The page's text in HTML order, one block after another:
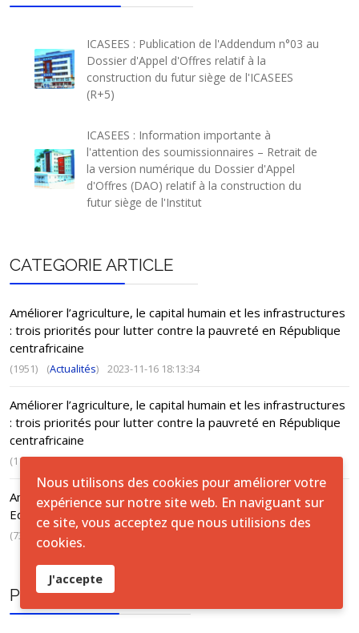
ICASEES : Publication de l'Addendum n°03 au
Dossier d'Appel d'Offres relatif à la
construction du futur siège de l'ICASEES
(R+5)
ICASEES : Information importante à
l'attention des soumissionnaires – Retrait de
la version numérique du Dossier d'Appel
d'Offres (DAO) relatif à la construction du
futur siège de l'Institut
CATEGORIE ARTICLE
Améliorer l’agriculture, le capital humain et les infrastructures
: trois priorités pour lutter contre la pauvreté en République
centrafricaine
(1951) (Actualités) 2023-11-16 18:13:34
Améliorer l’agriculture, le capital humain et les infrastructures
: trois priorités pour lutter contre la pauvreté en République
centrafricaine
(1171) (ACTUS) 2023-11-16 18:13:34
Annuaire Satistique, Fondamental 1, Alphabétisation et
Education de base non formelle - 2021-2022
(737) ACTUS 2024-10-20 11:14:58
PUBLICATION TAGS
Nous utilisons des cookies pour améliorer votre
expérience sur notre site web. En naviguant sur
ce site, vous acceptez que nous utilisions des
cookies.
J'accepte